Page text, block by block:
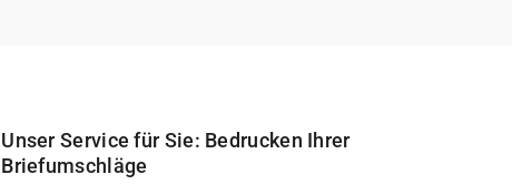
Unser Service für Sie: Bedrucken Ihrer
Briefumschläge